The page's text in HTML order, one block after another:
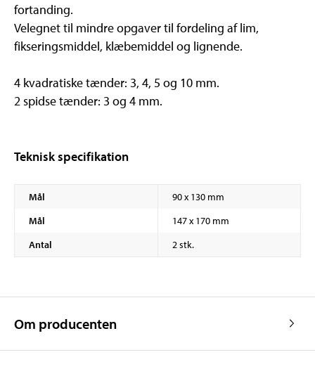
fortanding.
Velegnet til mindre opgaver til fordeling af lim,
fikseringsmiddel, klæbemiddel og lignende.
4 kvadratiske tænder: 3, 4, 5 og 10 mm.
2 spidse tænder: 3 og 4 mm.
Teknisk specifikation
Mål
90 x 130 mm
Mål
147 x 170 mm
Antal
2 stk.
Om producenten